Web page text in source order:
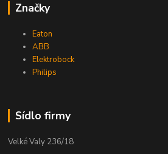
Značky
Eaton
ABB
Elektrobock
Philips
Sídlo firmy
Velké Valy 236/18